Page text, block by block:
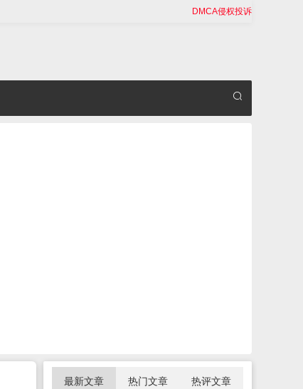
DMCA侵权投诉
最新文章 热门文章 热评文章